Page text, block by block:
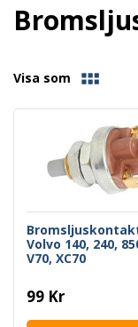
Visa som
Volvo 140, 240,
V70, XC70
99 Kr